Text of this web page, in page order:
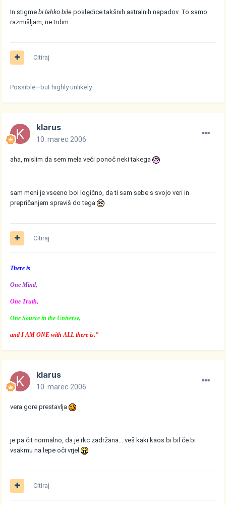
In stigmebi lahko bile posledice takšnih astralnih napadov. To samo
razmišljam, ne trdim.
Citiraj
Possible—but highly unlikely.
klarus
10. marec 2006
aha, mislim da sem mela veči ponoč neki takega
sam meni je vseeno bol logično, da ti sam sebe s svojo veri in
prepričanjem spraviš do tega
Citiraj
There is
One Mind,
One Truth,
One Source in the Universe,
and I AM ONE with ALL there is."
klarus
10. marec 2006
vera gore prestavlja
je pa čit normalno, da je rkc zadržana....veš kaki kaos bi bil če bi
vsakmu na lepe oči vrjel
Citiraj